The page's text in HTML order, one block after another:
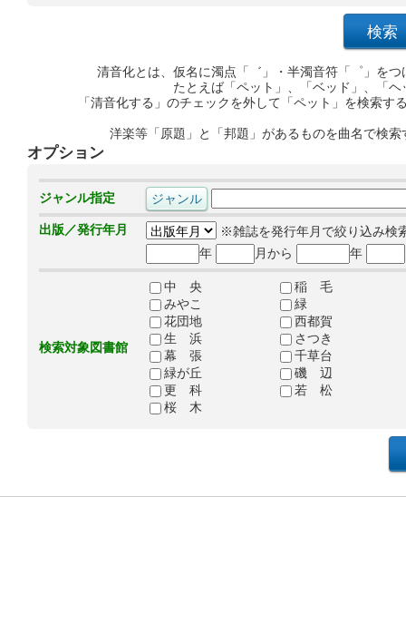
清音化とは、仮名に濁点「゛」・半濁音符「゜」を
たとえば「ペット」、「ベッド」、「
「清音化する」のチェックを外して「ペット」を検索
洋楽等「原題」と「邦題」があるものを曲名で検
オプション
ジャンル指定
出版／発行年月
※雑誌を発行年月で絞り込み検
年
月から 年
検索対象図書館
中 央
稲 毛
みやこ
緑
花団地
西都賀
生 浜
さつき
幕 張
千草台
緑が丘
磯 辺
更 科
若 松
桜 木